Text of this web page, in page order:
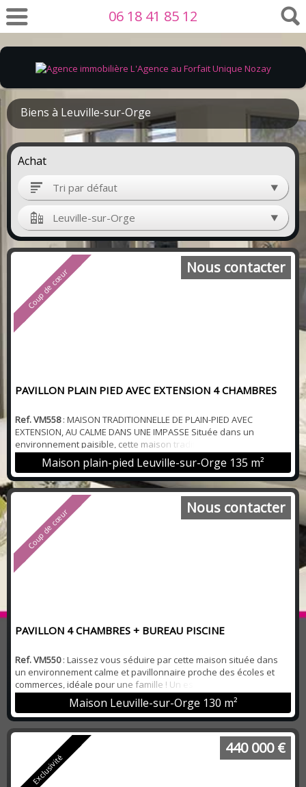
06 18 41 85 12
Biens à Leuville-sur-Orge
Achat
Tri par défaut
Leuville-sur-Orge
Coup de cœur
PAVILLON PLAIN PIED AVEC EXTENSION 4 CHAMBRES
Ref. VM558: MAISON TRADITIONNELLE DE PLAIN-PIED AVEC
EXTENSION, AU CALME DANS UNE IMPASSE Située dans un
environnement paisible, cette maison traditionnelle de plain-pied
avec agrandissement réalisé en 2014 d'une surface de 135 m2
offre un cadre de vie agréable et fonctionnel. Dès l'entrée, vous
serez séduit par une spacieuse pièce de vie lumineuse de 42 m2
agrémentée d'un poêle à pellets et compren...
Maison plain-pied Leuville-sur-Orge 135 m²
Nous contacter
Coup de cœur
PAVILLON 4 CHAMBRES + BUREAU PISCINE
Ref. VM550: Laissez vous séduire par cette maison située dans
un environnement calme et pavillonnaire proche des écoles et
commerces, idéale pour une famille ! Un espace de vie de 52 m2
lumineux avec sa cuisine équipée haut de gamme Nolte s'ouvre
sur une terrasse et une piscine chauffée pour les moments de
détente. Vous bénéficierez d'une chambre au rez-de-chaussée,
wc. A l'étage : un dégagement des...
Maison Leuville-sur-Orge 130 m²
Nous contacter
Exclusivité
440 000 €